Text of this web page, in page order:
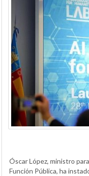
Óscar López, ministro
Función Pública, ha